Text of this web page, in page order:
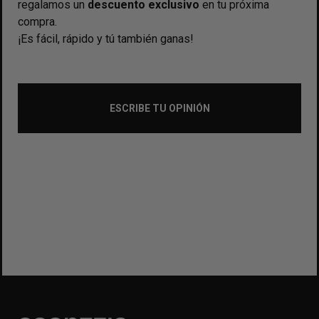
regalamos un descuento exclusivo en tu próxima
compra.
¡Es fácil, rápido y tú también ganas!
ESCRIBE TU OPINIÓN